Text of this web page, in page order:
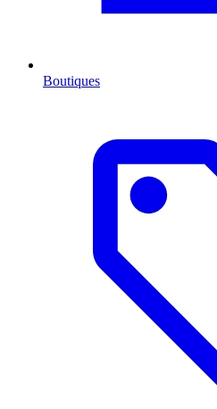
Boutiques